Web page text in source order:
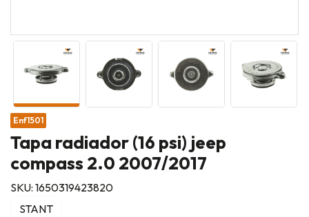
Enf1501
Tapa radiador (16 psi) jeep
compass 2.0 2007/2017
SKU: 1650319423820
STANT